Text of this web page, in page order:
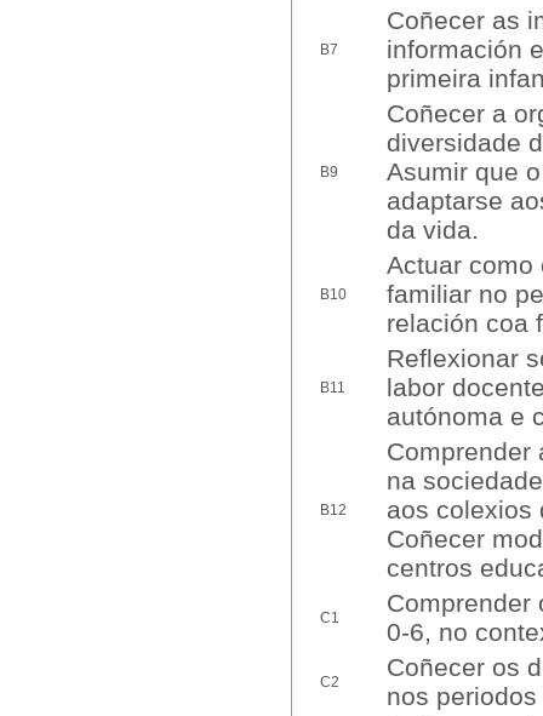
B7
Coñecer as
información
primeira
B9
Coñecer a
diversidade
Asumir que
adaptarse
da vida.
B10
Actuar como
familiar no
relación coa
B11
Reflexionar
labor
autónoma e
B12
Comprender
na
aos colexios
Coñecer
centros
C1
Comprender
0-6, no
C2
Coñecer os
nos